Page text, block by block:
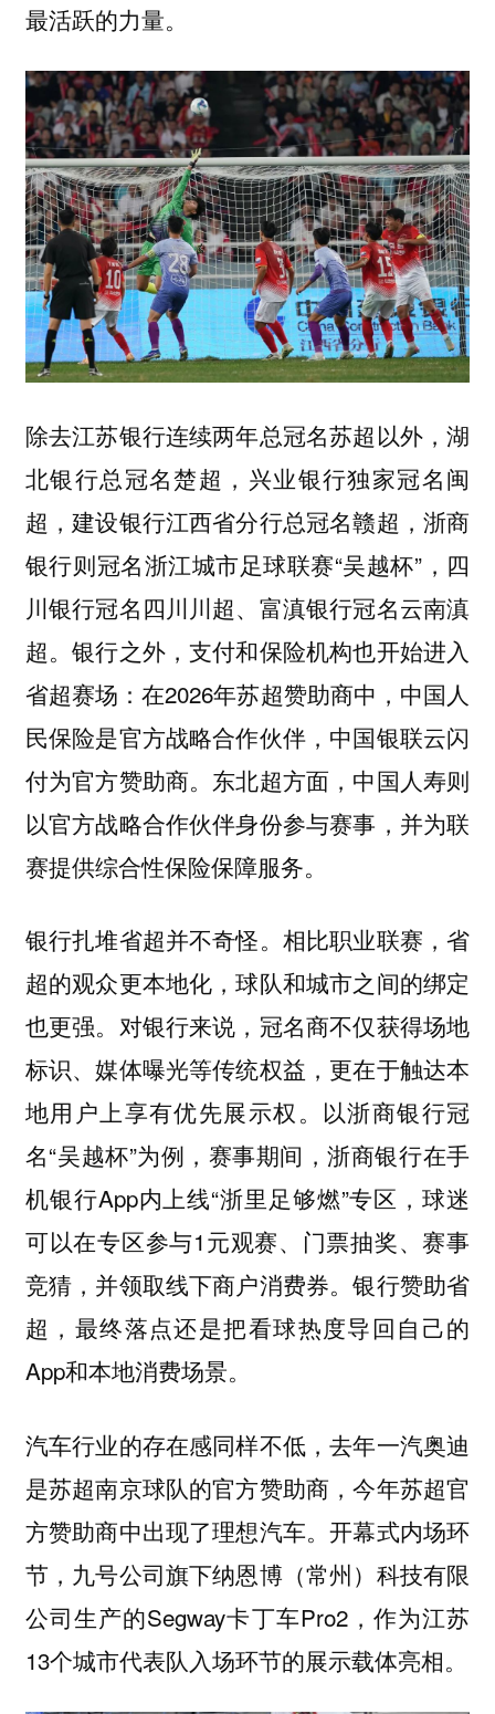
最活跃的力量。
除去江苏银行连续两年总冠名苏超以外，湖
北银行总冠名楚超，兴业银行独家冠名闽
超，建设银行江西省分行总冠名赣超，浙商
银行则冠名浙江城市足球联赛“吴越杯”，四
川银行冠名四川川超、富滇银行冠名云南滇
超。银行之外，支付和保险机构也开始进入
省超赛场：在2026年苏超赞助商中，中国人
民保险是官方战略合作伙伴，中国银联云闪
付为官方赞助商。东北超方面，中国人寿则
以官方战略合作伙伴身份参与赛事，并为联
赛提供综合性保险保障服务。
银行扎堆省超并不奇怪。相比职业联赛，省
超的观众更本地化，球队和城市之间的绑定
也更强。对银行来说，冠名商不仅获得场地
标识、媒体曝光等传统权益，更在于触达本
地用户上享有优先展示权。以浙商银行冠
名“吴越杯”为例，赛事期间，浙商银行在手
机银行App内上线“浙里足够燃”专区，球迷
可以在专区参与1元观赛、门票抽奖、赛事
竞猜，并领取线下商户消费券。银行赞助省
超，最终落点还是把看球热度导回自己的
App和本地消费场景。
汽车行业的存在感同样不低，去年一汽奥迪
是苏超南京球队的官方赞助商，今年苏超官
方赞助商中出现了理想汽车。开幕式内场环
节，九号公司旗下纳恩博（常州）科技有限
公司生产的Segway卡丁车Pro2，作为江苏
13个城市代表队入场环节的展示载体亮相。